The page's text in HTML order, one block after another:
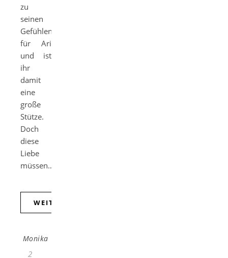
zu
seinen
Gefühlen
für Ari
und ist
ihr
damit
eine
große
Stütze.
Doch
diese
Liebe
müssen…
WEITERLESEN
Monika
2